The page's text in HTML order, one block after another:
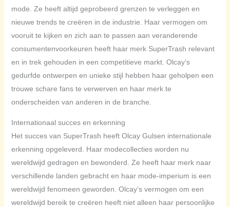
mode. Ze heeft altijd geprobeerd grenzen te verleggen en
nieuwe trends te creëren in de industrie. Haar vermogen om
vooruit te kijken en zich aan te passen aan veranderende
consumentenvoorkeuren heeft haar merk SuperTrash relevant
en in trek gehouden in een competitieve markt. Olcay’s
gedurfde ontwerpen en unieke stijl hebben haar geholpen een
trouwe schare fans te verwerven en haar merk te
onderscheiden van anderen in de branche.
Internationaal succes en erkenning
Het succes van SuperTrash heeft Olcay Gulsen internationale
erkenning opgeleverd. Haar modecollecties worden nu
wereldwijd gedragen en bewonderd. Ze heeft haar merk naar
verschillende landen gebracht en haar mode-imperium is een
wereldwijd fenomeen geworden. Olcay’s vermogen om een
wereldwijd bereik te creëren heeft niet alleen haar persoonlijke